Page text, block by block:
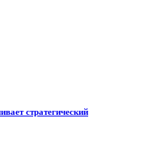
стратегический